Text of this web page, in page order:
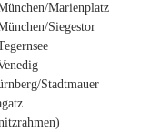
Marienplatz
Siegestor
Stadtmauer